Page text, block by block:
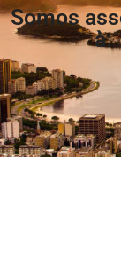
Somos
à: